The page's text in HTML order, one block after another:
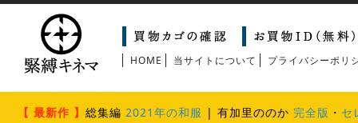
HOME 当サイトについて プライバシーポリ
【 最新作 】 総集編 2021年の和服 | 有加里ののか 完全版 ・ セ